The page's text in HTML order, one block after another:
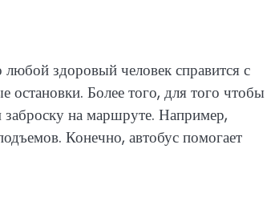
здоровый человек справится с
Более того, для того чтобы
на маршруте. Например,
Конечно, автобус помогает